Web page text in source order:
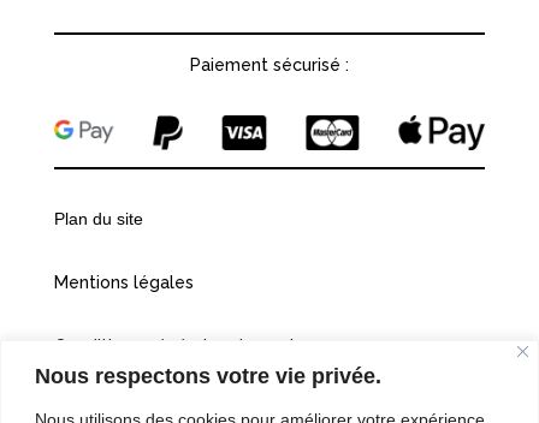
Nous respectons votre vie privée.
Nous utilisons des cookies pour améliorer votre expérience
Paiement sécurisé :
Plan du site
Mentions légales
Conditions générales de vente
Politiques de confidentialité